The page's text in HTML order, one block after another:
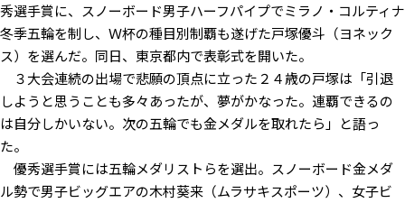
秀選手賞に、スノーボード男子ハーフパイプでミラノ・コルティナ
冬季五輪を制し、Ｗ杯の種目別制覇も遂げた戸塚優斗（ヨネック
ス）を選んだ。同日、東京都内で表彰式を開いた。
３大会連続の出場で悲願の頂点に立った２４歳の戸塚は「引退
しようと思うことも多々あったが、夢がかなった。連覇できるの
は自分しかいない。次の五輪でも金メダルを取れたら」と語っ
た。
優秀選手賞には五輪メダリストらを選出。スノーボード金メダ
ル勢で男子ビッグエアの木村葵来（ムラサキスポーツ）、女子ビ